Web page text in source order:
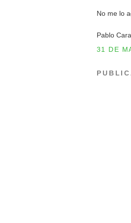
No me lo
Pablo
31 DE